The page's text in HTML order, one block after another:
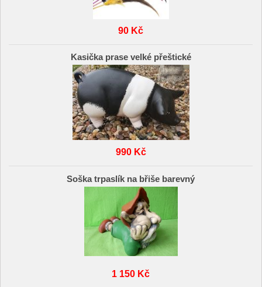
90 Kč
Kasička prase velké přeštické
990 Kč
Soška trpaslík na břiše barevný
1 150 Kč